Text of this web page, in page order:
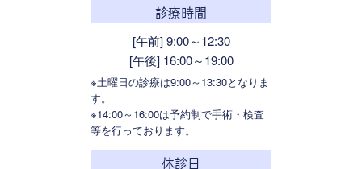
診療時間
[午前] 9:00～12:30
[午後] 16:00～19:00
※土曜日の診療は9:00～13:30となりま
す。
※14:00～16:00は予約制で手術・検査
等を行っております。
休診日